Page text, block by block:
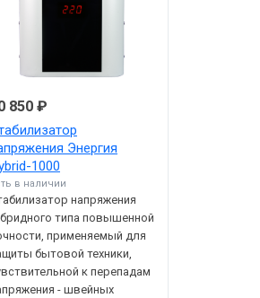
850 ₽
Энергия
1000
в наличии
напряжения
типа повышенной
применяемый для
бытовой техники,
к перепадам
- швейных